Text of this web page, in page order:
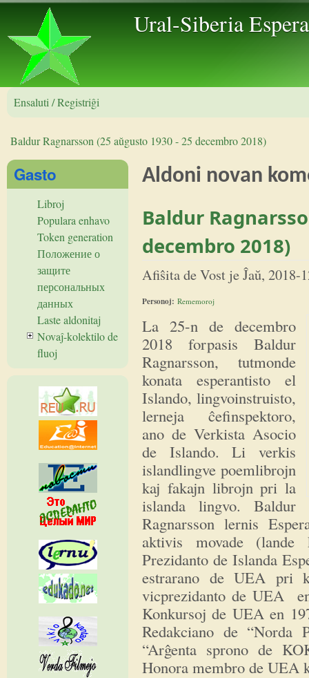
Ural-Siberia
Ensaluti / Registriĝi
Vi estas ĉi tie
Baldur Ragnarsson (25 aŭgusto 1930 - 25 decembro 2018)
Aldoni novan
Baldur
decembro 2018)
Afiŝita deVost jeĴaŭ, 2018-
Personoj: Rememoroj
La 25-n de decembro
2018 forpasis Baldur
Ragnarsson, tutmonde
konata esperantisto el
Islando, lingvoinstruisto,
lerneja ĉefinspektoro,
ano de Verkista Asocio
de Islando. Li verkis
islandlingve poemlibrojn
kaj fakajn librojn pri la
islanda lingvo. Baldur
Ragnarsson lernis
aktivis movade
Prezidanto de Islanda
estrarano de UEA pri
vicprezidanto de UEA
Konkursoj de UEA en
Redakciano de
“Arĝenta sprono de
Honora membro de UEA
Gasto
Libroj
Populara enhavo
Token generation
Положение о
защите
персональных
данных
Laste aldonitaj
Novaĵ-kolektilo de
fluoj